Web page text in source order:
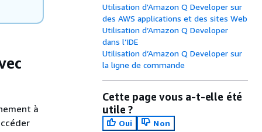
à
diagnostiquer les erreurs de
console avec Amazon Q
Utilisateurs autorisés à
générer du code à partir de
commandes d’interface de
ligne de commande avec
de discuter des ressources
Amazon Q autorisé à
Utilisation d'Amazon Q Developer sur
des AWS applications et des sites Web
Utilisation d’Amazon Q Developer
dans l’IDE
Utilisation d’Amazon Q Developer sur
la ligne de commande
Cette page vous a-t-elle été
utile ?
Oui
Non